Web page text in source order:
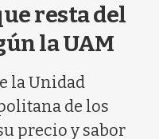
resta del
la UAM
la Unidad
de los
precio y sabor